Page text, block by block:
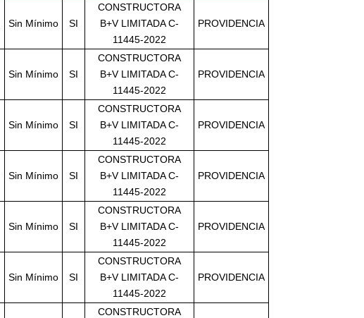
Sin Mínimo SI
CONSTRUCTORA
B+V LIMITADA C-
11445-2022
PROVIDENCIA
Sin Mínimo SI
CONSTRUCTORA
B+V LIMITADA C-
11445-2022
PROVIDENCIA
Sin Mínimo SI
CONSTRUCTORA
B+V LIMITADA C-
11445-2022
PROVIDENCIA
Sin Mínimo SI
CONSTRUCTORA
B+V LIMITADA C-
11445-2022
PROVIDENCIA
Sin Mínimo SI
CONSTRUCTORA
B+V LIMITADA C-
11445-2022
PROVIDENCIA
Sin Mínimo SI
CONSTRUCTORA
B+V LIMITADA C-
11445-2022
PROVIDENCIA
CONSTRUCTORA